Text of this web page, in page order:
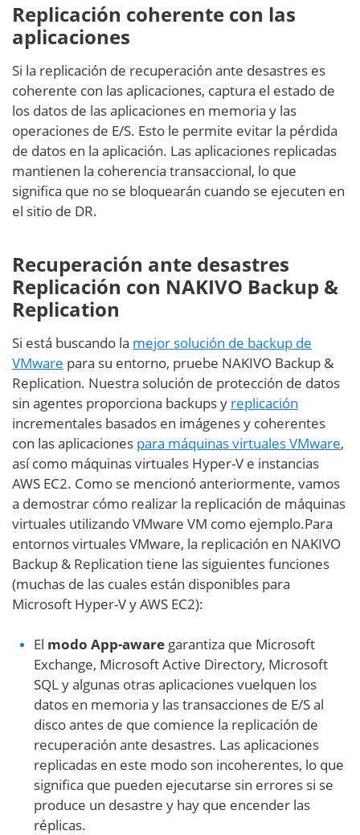
Replicación coherente con las
aplicaciones
Si la replicación de recuperación ante desastres es
coherente con las aplicaciones, captura el estado de
los datos de las aplicaciones en memoria y las
operaciones de E/S. Esto le permite evitar la pérdida
de datos en la aplicación. Las aplicaciones replicadas
mantienen la coherencia transaccional, lo que
significa que no se bloquearán cuando se ejecuten en
el sitio de DR.
Recuperación ante desastres
Replicación con NAKIVO Backup &
Replication
Si está buscando la mejor solución de backup de
VMware para su entorno, pruebe NAKIVO Backup &
Replication. Nuestra solución de protección de datos
sin agentes proporciona backups y replicación
incrementales basados en imágenes y coherentes
con las aplicaciones para máquinas virtuales VMware,
así como máquinas virtuales Hyper-V e instancias
AWS EC2. Como se mencionó anteriormente, vamos
a demostrar cómo realizar la replicación de máquinas
virtuales utilizando VMware VM como ejemplo.Para
entornos virtuales VMware, la replicación en NAKIVO
Backup & Replication tiene las siguientes funciones
(muchas de las cuales están disponibles para
Microsoft Hyper-V y AWS EC2):
El modo App-aware garantiza que Microsoft
Exchange, Microsoft Active Directory, Microsoft
SQL y algunas otras aplicaciones vuelquen los
datos en memoria y las transacciones de E/S al
disco antes de que comience la replicación de
recuperación ante desastres. Las aplicaciones
replicadas en este modo son incoherentes, lo que
significa que pueden ejecutarse sin errores si se
produce un desastre y hay que encender las
réplicas.